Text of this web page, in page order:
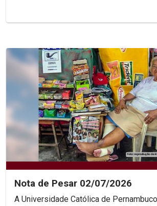
Nota de Pesar 02/07/2026
A Universidade Católica de